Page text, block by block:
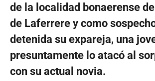
de la localidad bonaerense
de Laferrere y como
detenida su expareja, una
presuntamente lo atacó al
con su actual novia.